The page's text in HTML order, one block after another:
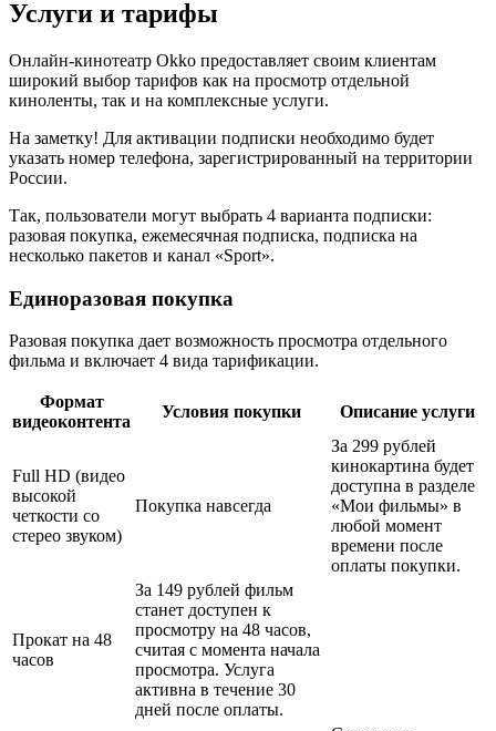
Услуги и тарифы
Онлайн-кинотеатр Okko предоставляет своим клиентам
широкий выбор тарифов как на просмотр отдельной
киноленты, так и на комплексные услуги.
На заметку! Для активации подписки необходимо будет
указать номер телефона, зарегистрированный на территории
России.
Так, пользователи могут выбрать 4 варианта подписки:
разовая покупка, ежемесячная подписка, подписка на
несколько пакетов и канал «Sport».
Единоразовая покупка
Разовая покупка дает возможность просмотра отдельного
фильма и включает 4 вида тарификации.
Формат
видеоконтента
Условия покупки Описание услуги
Full HD (видео
высокой
четкости со
стерео звуком)
Покупка навсегда
За 299 рублей
кинокартина будет
доступна в разделе
«Мои фильмы» в
любой момент
времени после
оплаты покупки.
Прокат на 48
часов
За 149 рублей фильм
станет доступен к
просмотру на 48 часов,
считая с момента начала
просмотра. Услуга
активна в течение 30
дней после оплаты.